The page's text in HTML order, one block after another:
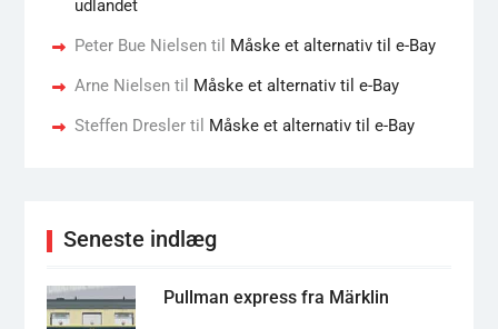
udlandet
Peter Bue Nielsentil Måske et alternativ til e-Bay
Arne Nielsentil Måske et alternativ til e-Bay
Steffen Dreslertil Måske et alternativ til e-Bay
Seneste indlæg
Pullman express fra Märklin